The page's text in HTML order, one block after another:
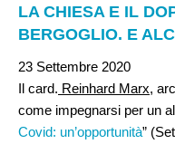
LA CHIESA E IL
BERGOGLIO. E
23 Settembre 2020
Il card. Reinhard Marx,
come impegnarsi per un
Covid: un’opportunità”